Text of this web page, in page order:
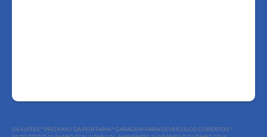
04 SUÍTES * PRÓXIMO DA PORTARIA * GARAGEM PARA 03 VEÍCULOS COBERTOS *